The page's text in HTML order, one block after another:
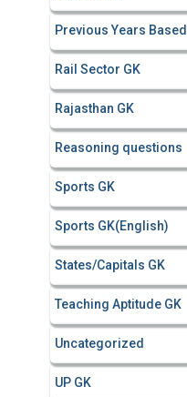
Previous Years
Rail Sector GK
Rajasthan GK
Reasoning questions
Sports GK
Sports GK(English)
States/Capitals GK
Teaching Aptitude GK
Uncategorized
UP GK